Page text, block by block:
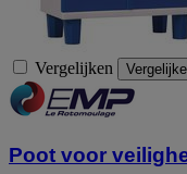
Vergelijken
Poot voor